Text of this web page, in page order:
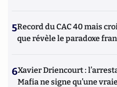
5Record du CAC 40 mais
que révèle le paradoxe
6Xavier Driencourt :
Mafia ne signe qu’une